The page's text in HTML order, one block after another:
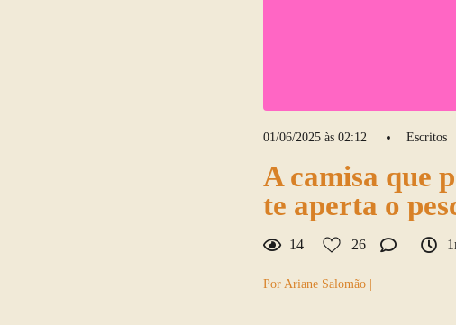
01/06/2025 às 02:12 Escritos
A camisa que
te aperta o
14 26
Por Ariane Salomão |